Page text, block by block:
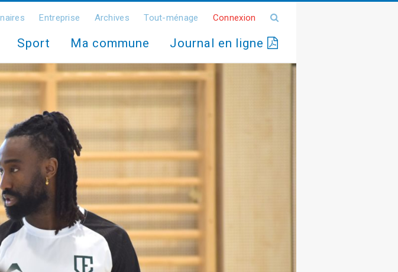
Entreprise Archives Tout-ménage Connexion
Sport Ma commune Journal en ligne